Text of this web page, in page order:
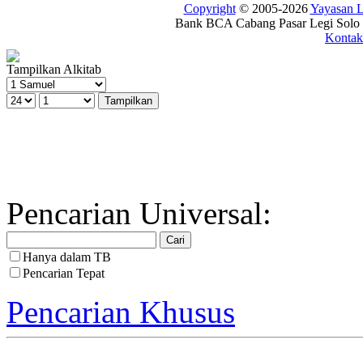
Copyright© 2005-2026Yayasan
Bank BCA Cabang Pasar Legi
Kontak
Tampilkan Alkitab
Pencarian Universal:
Hanya dalam TB
Pencarian Tepat
Pencarian Khusus